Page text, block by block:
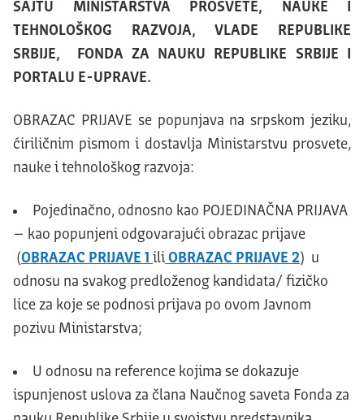
SAJTU MINISTARSTVA PROSVETE, NAUKE I
TEHNOLOŠKOG RAZVOJA, VLADE REPUBLIKE
SRBIJE, FONDA ZA NAUKU REPUBLIKE SRBIJE I
PORTALU E-UPRAVE.
OBRAZAC PRIJAVE se popunjava na srpskom jeziku,
ćiriličnim pismom i dostavlja Ministarstvu prosvete,
nauke i tehnološkog razvoja:
Pojedinačno, odnosno kao POJEDINAČNA PRIJAVA
– kao popunjeni odgovarajući obrazac prijave
(OBRAZAC PRIJAVE 1 ili OBRAZAC PRIJAVE 2) u
odnosu na svakog predloženog kandidata/ fizičko
lice za koje se podnosi prijava po ovom Javnom
pozivu Ministarstva;
U odnosu na reference kojima se dokazuje
ispunjenost uslova za člana Naučnog saveta Fonda za